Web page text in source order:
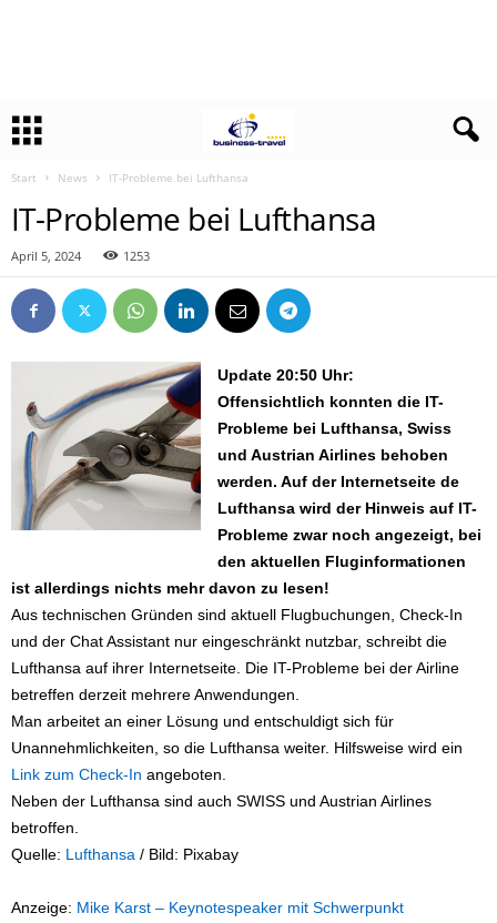
Start News IT-Probleme bei Lufthansa
IT-Probleme bei Lufthansa
April 5, 2024 1253
Update 20:50 Uhr:
Offensichtlich konnten die IT-
Probleme bei Lufthansa, Swiss
und Austrian Airlines behoben
werden. Auf der Internetseite de
Lufthansa wird der Hinweis auf IT-
Probleme zwar noch angezeigt, bei
den aktuellen Fluginformationen
ist allerdings nichts mehr davon zu lesen!
Aus technischen Gründen sind aktuell Flugbuchungen, Check-In
und der Chat Assistant nur eingeschränkt nutzbar, schreibt die
Lufthansa auf ihrer Internetseite. Die IT-Probleme bei der Airline
betreffen derzeit mehrere Anwendungen.
Man arbeitet an einer Lösung und entschuldigt sich für
Unannehmlichkeiten, so die Lufthansa weiter. Hilfsweise wird ein
Link zum Check-In angeboten.
Neben der Lufthansa sind auch SWISS und Austrian Airlines
betroffen.
Quelle: Lufthansa / Bild: Pixabay
Anzeige: Mike Karst – Keynotespeaker mit Schwerpunkt